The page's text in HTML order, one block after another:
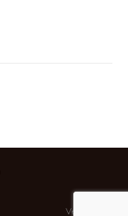
Veebidoktor